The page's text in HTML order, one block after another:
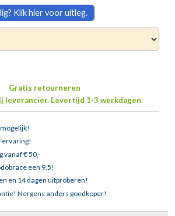
Gratis retourneren
leverancier.Levertijd 1-3 werkdagen.
ervaring!
vanaf € 50,-
een 9,5!
en 14 dagen uitproberen!
Nergens anders goedkoper!
Klik hier voor uitleg.